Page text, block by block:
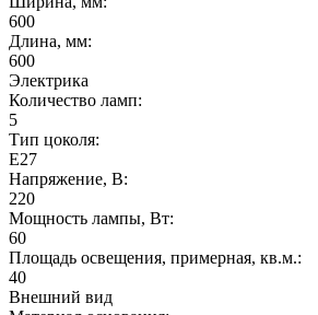
600
Длина, мм:
600
Электрика
Количество ламп:
5
Тип цоколя:
E27
Напряжение, В:
220
Мощность лампы, Вт:
60
Площадь освещения, примерная, кв.м.:
40
Внешний вид